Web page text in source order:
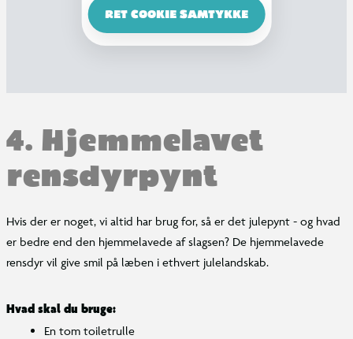
RET COOKIE SAMTYKKE
4. Hjemmelavet
rensdyrpynt
Hvis der er noget, vi altid har brug for, så er det julepynt - og hvad
er bedre end den hjemmelavede af slagsen? De hjemmelavede
rensdyr vil give smil på læben i ethvert julelandskab.
Hvad skal du bruge:
En tom toiletrulle